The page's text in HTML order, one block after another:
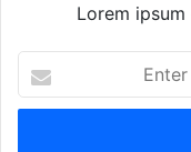
Lorem
your
Email